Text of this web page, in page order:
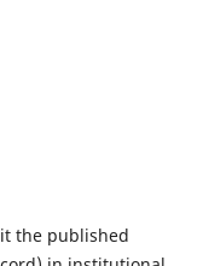
the published